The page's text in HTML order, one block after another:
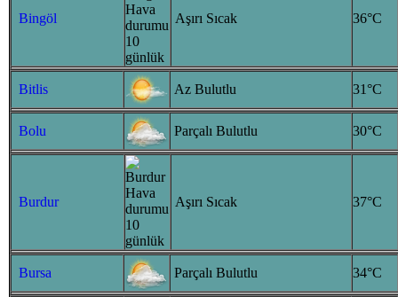
Bingöl Aşırı Sıcak 36°C
Bitlis Az Bulutlu 31°C
Bolu Parçalı Bulutlu 30°C
Burdur Aşırı Sıcak 37°C
Bursa Parçalı Bulutlu 34°C